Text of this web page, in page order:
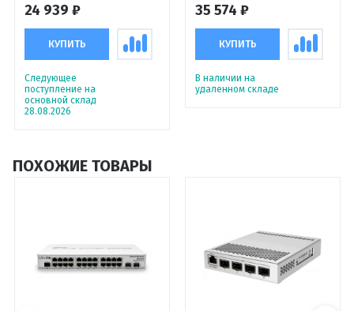
F/UTP CAT5-e, 305 м
24 939 ₽
КУПИТЬ
Следующее
поступление на
основной склад
28.08.2026
SF/UTP CAT5-e, 305 м
35 574 ₽
КУПИТЬ
В наличии на
удаленном складе
ПОХОЖИЕ ТОВАРЫ